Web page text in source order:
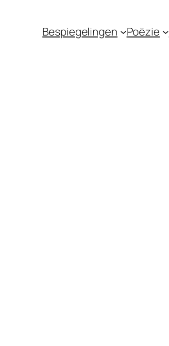
Bespiegelingen Poëzie